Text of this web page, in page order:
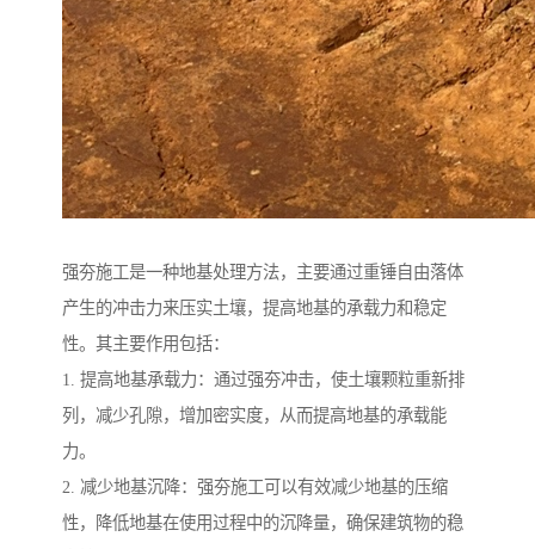
强夯施工是一种地基处理方法，主要通过重锤自由落体
产生的冲击力来压实土壤，提高地基的承载力和稳定
性。其主要作用包括：
1. 提高地基承载力：通过强夯冲击，使土壤颗粒重新排
列，减少孔隙，增加密实度，从而提高地基的承载能
力。
2. 减少地基沉降：强夯施工可以有效减少地基的压缩
性，降低地基在使用过程中的沉降量，确保建筑物的稳